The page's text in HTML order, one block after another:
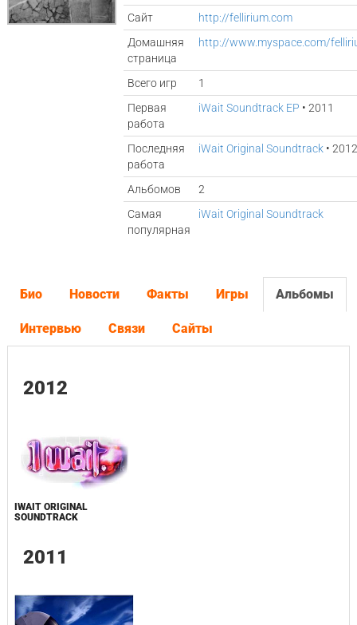
Сайт
http://fellirium.com
Домашняя
страница
http://www.myspace.com/
Всего игр
1
Первая
работа
iWait Soundtrack EP • 2011
Последняя
работа
iWait Original Soundtrack •
Альбомов
2
Самая
популярная
iWait Original Soundtrack
Био Новости Факты Игры Альбомы
Интервью Связи Сайты
2012
IWAIT ORIGINAL
SOUNDTRACK
2011